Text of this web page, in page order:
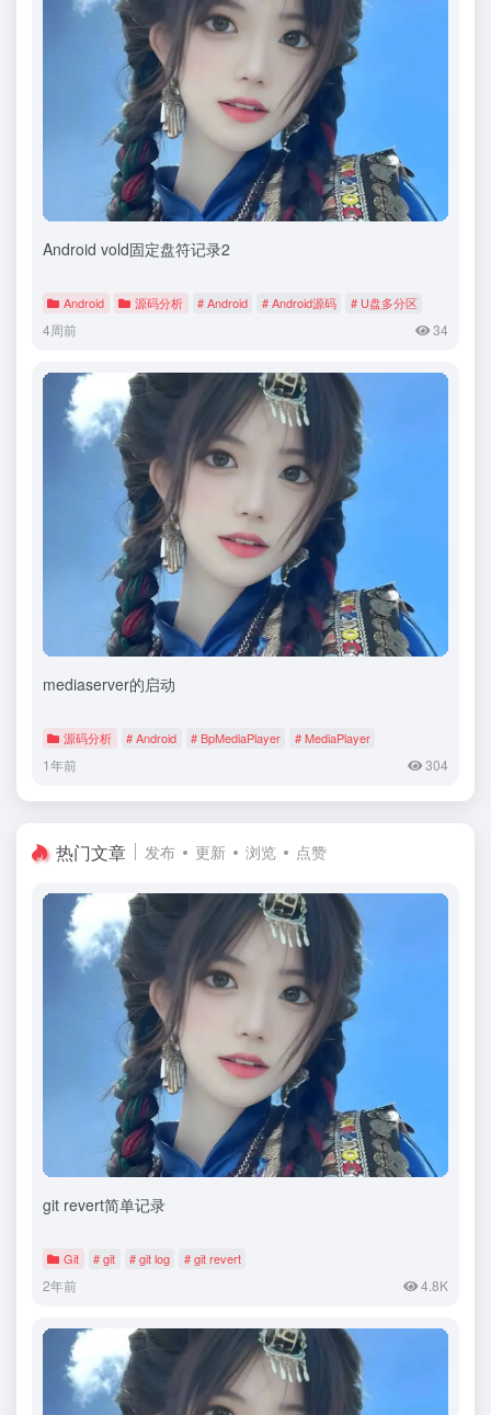
Android vold固定盘符记录2
Android 源码分析 # Android # Android源码 # U盘多分区
4周前 34
mediaserver的启动
源码分析 # Android # BpMediaPlayer # MediaPlayer
1年前 304
热门文章 发布 更新 浏览 点赞
git revert简单记录
Git # git # git log # git revert
2年前 4.8K